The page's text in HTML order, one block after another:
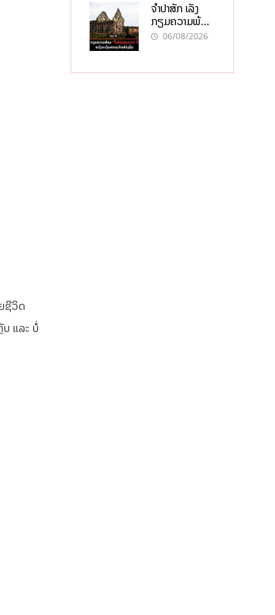
ຊີວິດ
ແລະ ບໍ່
ຈຳປາສັກ ເລັ່ງ
ກຽມຄວາມພ້ອມ
“ປີທ່ອງທ່ຽວ
ເສດຖະກິດ
06/08/2026